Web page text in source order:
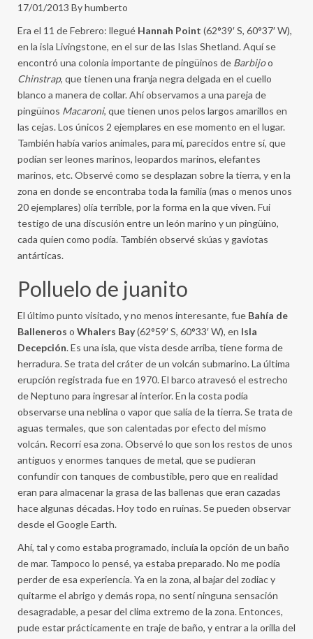
17/01/2013 By humberto
Era el 11 de Febrero: llegué Hannah Point (62°39′ S, 60°37′ W),
en la isla Livingstone, en el sur de las Islas Shetland. Aquí se
encontró una colonia importante de pingüinos de Barbijoo
Chinstrap, que tienen una franja negra delgada en el cuello
blanco a manera de collar. Ahí observamos a una pareja de
pingüinos Macaroni, que tienen unos pelos largos amarillos en
las cejas. Los únicos 2 ejemplares en ese momento en el lugar.
También había varios animales, para mí, parecidos entre sí, que
podían ser leones marinos, leopardos marinos, elefantes
marinos, etc. Observé como se desplazan sobre la tierra, y en la
zona en donde se encontraba toda la familia (mas o menos unos
20 ejemplares) olía terrible, por la forma en la que viven. Fui
testigo de una discusión entre un león marino y un pingüino,
cada quien como podía. También observé skúas y gaviotas
antárticas.
Polluelo de juanito
El último punto visitado, y no menos interesante, fue Bahía de
Balleneros o Whalers Bay(62°59′ S, 60°33′ W), en Isla
Decepción. Es una isla, que vista desde arriba, tiene forma de
herradura. Se trata del cráter de un volcán submarino. La última
erupción registrada fue en 1970. El barco atravesó el estrecho
de Neptuno para ingresar al interior. En la costa podía
observarse una neblina o vapor que salía de la tierra. Se trata de
aguas termales, que son calentadas por efecto del mismo
volcán. Recorrí esa zona. Observé lo que son los restos de unos
antiguos y enormes tanques de metal, que se pudieran
confundir con tanques de combustible, pero que en realidad
eran para almacenar la grasa de las ballenas que eran cazadas
hace algunas décadas. Hoy todo en ruinas. Se pueden observar
desde el Google Earth.
Ahí, tal y como estaba programado, incluía la opción de un baño
de mar. Tampoco lo pensé, ya estaba preparado. No me podía
perder de esa experiencia. Ya en la zona, al bajar del zodiac y
quitarme el abrigo y demás ropa, no sentí ninguna sensación
desagradable, a pesar del clima extremo de la zona. Entonces,
pude estar prácticamente en traje de baño, y entrar a la orilla del